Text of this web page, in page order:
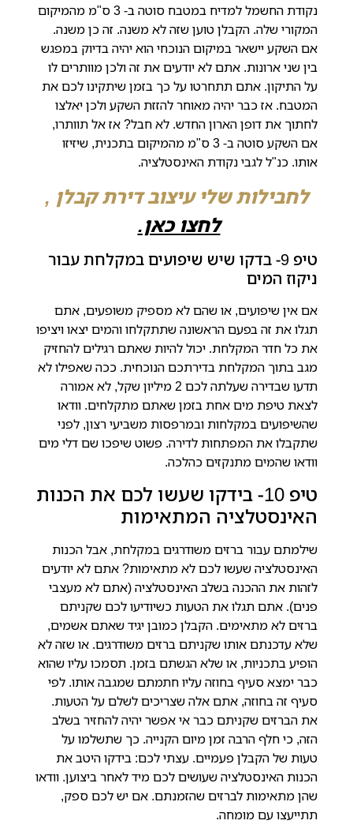
נקודת החשמל למדיח במטבח סוטה ב- 3 ס"מ מהמיקום
המקורי שלה. הקבלן טוען שזה לא משנה. זה כן משנה.
אם השקע יישאר במיקום הנוכחי הוא יהיה בדיוק במפגש
בין שני ארונות. אתם לא יודעים את זה ולכן מוותרים לו
על התיקון. אתם תתחרטו על כך בזמן שיתקינו לכם את
המטבח. אז כבר יהיה מאוחר להזזת השקע ולכן יאלצו
לחתוך את דופן הארון החדש. לא חבל? אז אל תוותרו,
אם השקע סוטה ב- 3 ס"מ מהמיקום בתכנית, שיזיזו
אותו. כנ"ל לגבי נקודת האינסטלציה.
לחבילות שלי עיצוב דירת קבלן ,
לחצו כאן.
טיפ 9- בדקו שיש שיפועים במקלחת עבור
ניקוז המים
אם אין שיפועים, או שהם לא מספיק משופעים, אתם
תגלו את זה בפעם הראשונה שתתקלחו והמים יצאו ויציפו
את כל חדר המקלחת. יכול להיות שאתם רגילים להחזיק
מגב בתוך המקלחת בדירתכם הנוכחית. ככה שאפילו לא
תדעו שבדירה שעלתה לכם 2 מיליון שקל, לא אמורה
לצאת טיפת מים אחת בזמן שאתם מתקלחים. וודאו
שהשיפועים במקלחות ובמרפסות משביעי רצון, לפני
שתקבלו את המפתחות לדירה. פשוט שיפכו שם דלי מים
וודאו שהמים מתנקזים כהלכה.
טיפ 10- בידקו שעשו לכם את הכנות
האינסטלציה המתאימות
שילמתם עבור ברזים משודרגים במקלחת, אבל הכנות
האינסטלציה שעשו לכם לא מתאימות?אתם לא יודעים
לזהות את ההכנה בשלב האינסטלציה (אתם לא מעצבי
פנים). אתם תגלו את הטעות כשיודיעו לכם שקניתם
ברזים לא מתאימים. הקבלן כמובן יגיד שאתם אשמים,
שלא עדכנתם אותו שקניתם ברזים משודרגים. או שזה לא
הופיע בתכניות, או שלא הגשתם בזמן. תסמכו עליו שהוא
כבר ימצא סעיף בחוזה עליו חתמתם שמגבה אותו. לפי
סעיף זה בחוזה, אתם אלה שצריכים לשלם על הטעות.
את הברזים שקניתם כבר אי אפשר יהיה להחזיר בשלב
הזה, כי חלף הרבה זמן מיום הקנייה. כך שתשלמו על
טעות של הקבלן פעמיים. עצתי לכם: בידקו היטב את
הכנות האינסטלציה שעושים לכם מיד לאחר ביצוען. וודאו
שהן מתאימות לברזים שהזמנתם. אם יש לכם ספק,
תתייעצו עם מומחה.